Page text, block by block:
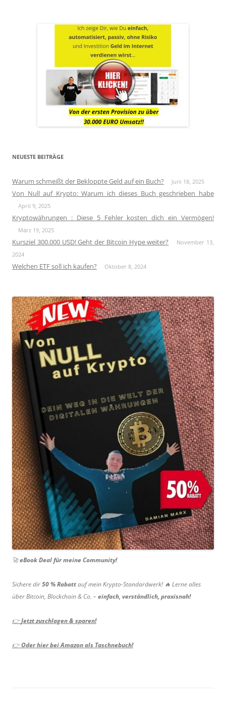
NEUESTE BEITRÄGE
Warum schmeißt der Bekloppte Geld auf ein Buch? Juni 18, 2025
Von Null auf Krypto: Warum ich dieses Buch geschrieben habe
April 9, 2025
Kryptowährungen : Diese 5 Fehler kosten dich ein Vermögen!
März 19, 2025
Kursziel 300.000 USD! Geht der Bitcoin Hype weiter?
November 13,
2024
Welchen ETF soll ich kaufen? Oktober 8, 2024
🚀eBook Deal für meine Community!
Sichere dir50 % Rabattauf mein Krypto-Standardwerk! 🔥 Lerne alles
über Bitcoin, Blockchain & Co. –einfach, verständlich, praxisnah!
👉Jetzt zuschlagen & sparen!
👉Oder hier bei Amazon als Taschnebuch!